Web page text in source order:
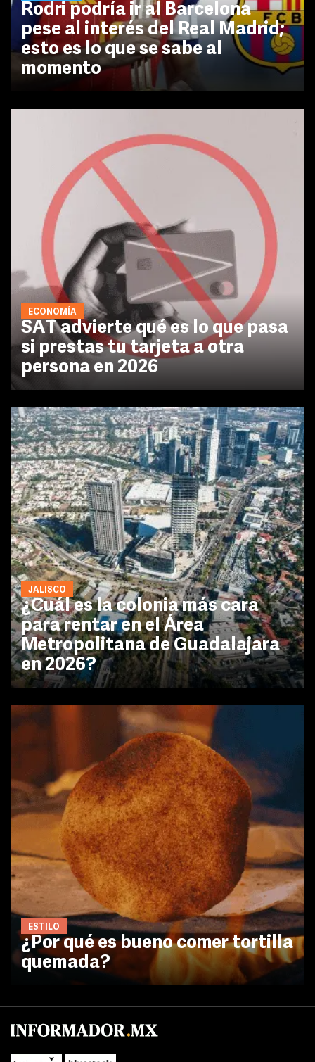
Rodri podría ir al Barcelona
pese al interés del Real Madrid;
esto es lo que se sabe al
momento
ECONOMÍA
SAT advierte qué es lo que pasa
si prestas tu tarjeta a otra
persona en 2026
JALISCO
¿Cuál es la colonia más cara
para rentar en el Área
Metropolitana de Guadalajara
en 2026?
ESTILO
¿Por qué es bueno comer tortilla
quemada?